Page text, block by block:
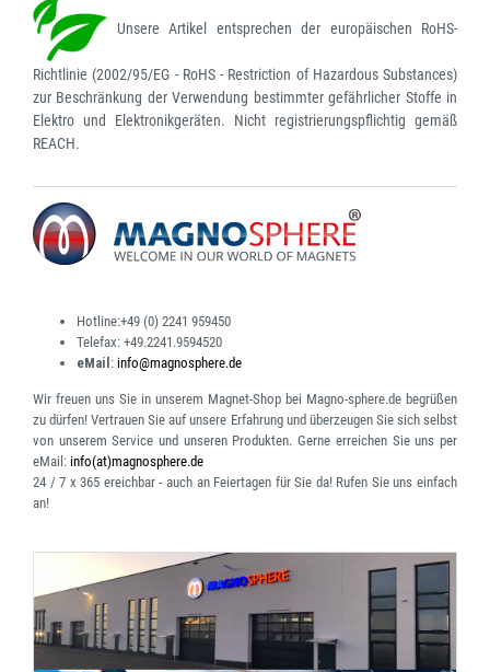
Unsere Artikel entsprechen der europäischen RoHS-
Richtlinie (2002/95/EG - RoHS - Restriction of Hazardous Substances)
zur Beschränkung der Verwendung bestimmter gefährlicher Stoffe in
Elektro und Elektronikgeräten. Nicht registrierungspflichtig gemäß
REACH.
Hotline:+49 (0) 2241 959450
Telefax: +49.2241.9594520
eMail : info@magnosphere.de
Wir freuen uns Sie in unserem Magnet-Shop bei Magno-sphere.de begrüßen
zu dürfen! Vertrauen Sie auf unsere Erfahrung und überzeugen Sie sich selbst
von unserem Service und unseren Produkten. Gerne erreichen Sie uns per
eMail: info(at)magnosphere.de
24 / 7 x 365 ereichbar- auch an Feiertagen für Sie da! Rufen Sie uns einfach
an!